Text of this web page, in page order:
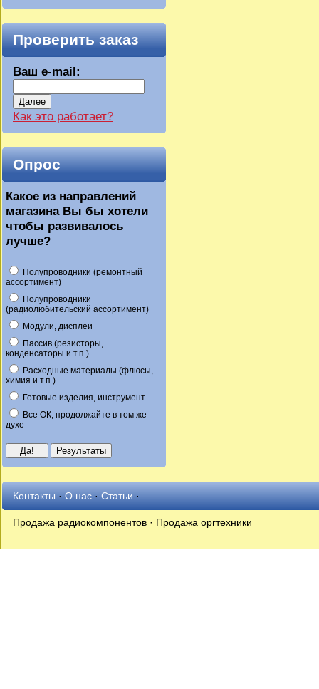
Проверить заказ
Ваш e-mail:
Далее
Как это работает?
Опрос
Какое из направлений
магазина Вы бы хотели
чтобы развивалось
лучше?
Полупроводники (ремонтный
ассортимент)
Полупроводники
(радиолюбительский ассортимент)
Модули, дисплеи
Пассив (резисторы,
конденсаторы и т.п.)
Расходные материалы (флюсы,
химия и т.п.)
Готовые изделия, инструмент
Все ОК, продолжайте в том же
духе
Контакты·О нас·Статьи·
Продажа радиокомпонентов · Продажа оргтехники